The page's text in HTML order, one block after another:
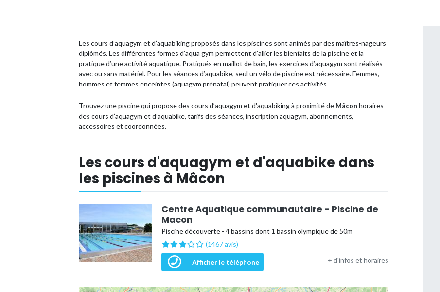
Les cours d’aquagym et d’aquabiking proposés dans les piscines sont animés par des maîtres-nageurs
diplômés. Les différentes formes d’aqua gym permettent d’allier les bienfaits de la piscine et la
pratique d’une activité aquatique. Pratiqués en maillot de bain, les exercices d’aquagym sont réalisés
avec ou sans matériel. Pour les séances d’aquabike, seul un vélo de piscine est nécessaire. Femmes,
hommes et femmes enceintes (aquagym prénatal) peuvent pratiquer ces activités.
Trouvez une piscine qui propose des cours d’aquagym et d'aquabiking à proximité de Mâcon horaires
des cours d’aquagym et d’aquabike, tarifs des séances, inscription aquagym, abonnements,
accessoires et coordonnées.
Les cours d'aquagym et d'aquabike dans
les piscines à Mâcon
Centre Aquatique communautaire - Piscine de
Macon
Piscine découverte - 4 bassins dont 1 bassin olympique de 50m
(1467 avis)
Afficher le téléphone + d'infos et horaires